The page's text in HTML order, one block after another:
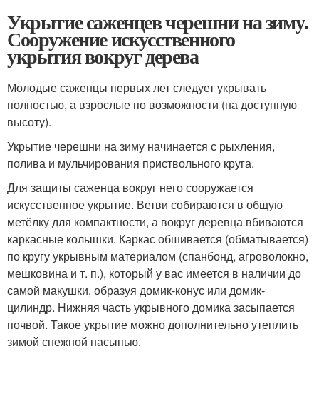
Укрытие саженцев черешни на зиму.
Сооружение искусственного
укрытия вокруг дерева
Молодые саженцы первых лет следует укрывать
полностью, а взрослые по возможности (на доступную
высоту).
Укрытие черешни на зиму начинается с рыхления,
полива и мульчирования приствольного круга.
Для защиты саженца вокруг него сооружается
искусственное укрытие. Ветви собираются в общую
метёлку для компактности, а вокруг деревца вбиваются
каркасные колышки. Каркас обшивается (обматывается)
по кругу укрывным материалом (спанбонд, агроволокно,
мешковина и т. п.), который у вас имеется в наличии до
самой макушки, образуя домик-конус или домик-
цилиндр. Нижняя часть укрывного домика засыпается
почвой. Такое укрытие можно дополнительно утеплить
зимой снежной насыпью.